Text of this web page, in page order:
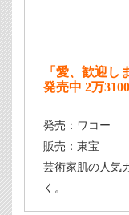
「愛、歓迎
発売中 2万
発売：ワコー
販売：東宝
芸術家肌の人気
く。